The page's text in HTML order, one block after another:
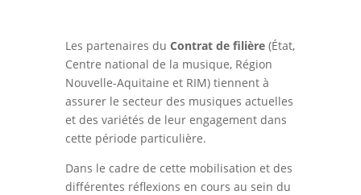
Les partenaires du Contrat de filière(État,
Centre national de la musique, Région
Nouvelle-Aquitaine et RIM) tiennent à
assurer le secteur des musiques actuelles
et des variétés de leur engagement dans
cette période particulière.
Dans le cadre de cette mobilisation et des
différentes réflexions en cours au sein du